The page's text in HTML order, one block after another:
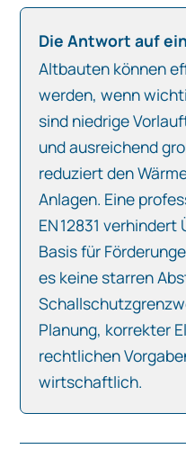
Die Antwort auf
Altbauten können
werden, wenn
sind niedrige
und ausreichend
reduziert den
Anlagen. Eine
EN 12831
Basis für
es keine starren
Planung, korrekter
rechtlichen
wirtschaftlich.